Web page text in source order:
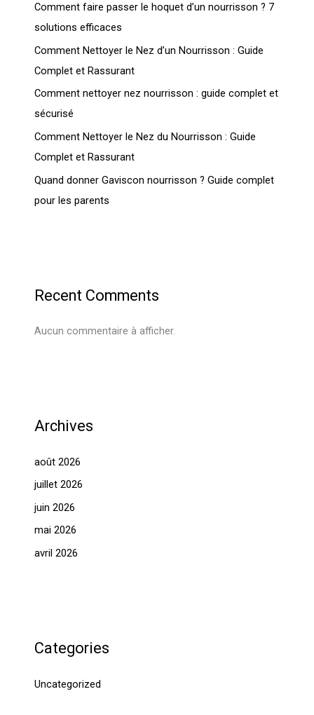
Comment faire passer le hoquet d’un nourrisson ? 7
solutions efficaces
Comment Nettoyer le Nez d’un Nourrisson : Guide
Complet et Rassurant
Comment nettoyer nez nourrisson : guide complet et
sécurisé
Comment Nettoyer le Nez du Nourrisson : Guide
Complet et Rassurant
Quand donner Gaviscon nourrisson ? Guide complet
pour les parents
Recent Comments
Aucun commentaire à afficher.
Archives
août 2026
juillet 2026
juin 2026
mai 2026
avril 2026
Categories
Uncategorized